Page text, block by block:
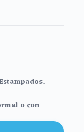
o con